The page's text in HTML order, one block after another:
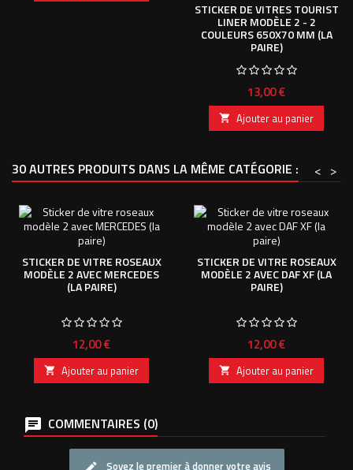
STICKER DE VITRES TOURIST
LINER MODÈLE 2 - 2
COULEURS 650X70 MM (LA
PAIRE)
Prix
13,00 €
 Ajouter au panier
30 AUTRES PRODUITS DANS LA MÊME CATÉGORIE : >
<
STICKER DE VITRE ROSEAUX
MODÈLE 2 AVEC MERCEDES
(LA PAIRE)
Prix
12,00 €
 Ajouter au panier
STICKER DE VITRE ROSEAUX
MODÈLE 2 AVEC DAF XF (LA
PAIRE)
Prix
12,00 €
 Ajouter au panier
COMMENTAIRES (0)
Soyez le premier à donner votre avis